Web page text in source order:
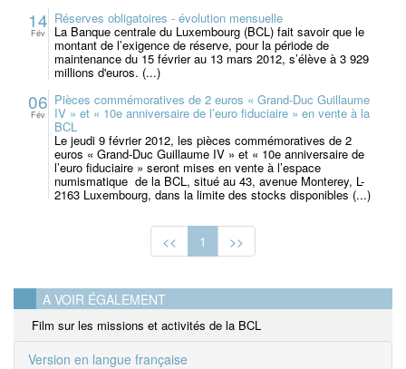
14
Fév
Réserves obligatoires - évolution mensuelle
La Banque centrale du Luxembourg (BCL) fait savoir que le
montant de l’exigence de réserve, pour la période de
maintenance du 15 février au 13 mars 2012, s’élève à 3 929
millions d'euros. (...)
06
Fév
Pièces commémoratives de 2 euros « Grand-Duc Guillaume
IV » et « 10e anniversaire de l’euro fiduciaire » en vente à la
BCL
Le jeudi 9 février 2012, les pièces commémoratives de 2
euros « Grand-Duc Guillaume IV » et « 10e anniversaire de
l’euro fiduciaire » seront mises en vente à l’espace
numismatique de la BCL, situé au 43, avenue Monterey, L-
2163 Luxembourg, dans la limite des stocks disponibles (...)
<< 1 >>
A VOIR ÉGALEMENT
Film sur les missions et activités de la BCL
Version en langue française